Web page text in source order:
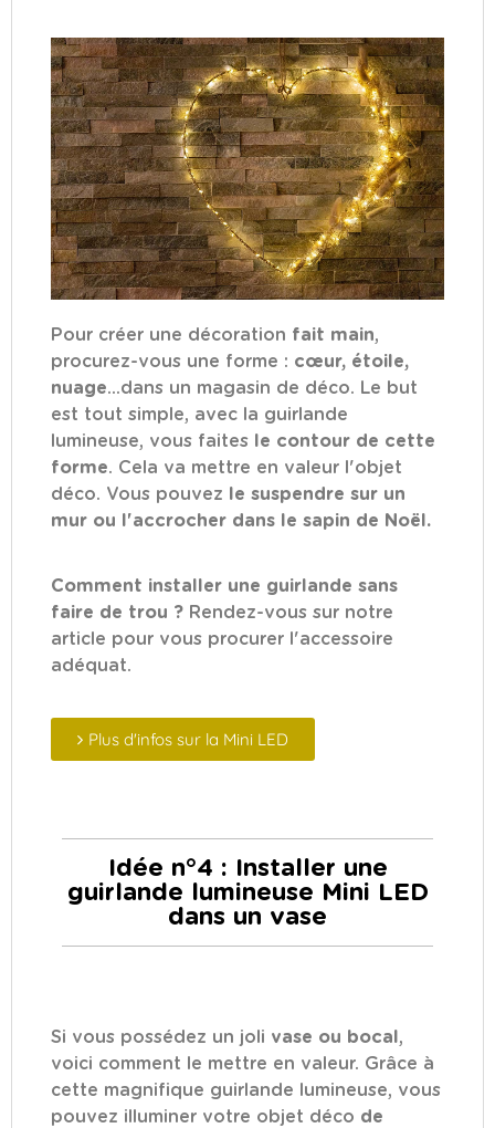
Pour créer une décoration fait main,
procurez-vous une forme : cœur, étoile,
nuage...dans un magasin de déco. Le but
est tout simple, avec la guirlande
lumineuse, vous faites le contour de cette
forme. Cela va mettre en valeur l'objet
déco. Vous pouvez le suspendre sur un
mur ou l'accrocher dans le sapin de Noël.
Comment installer une guirlande sans
faire de trou ? Rendez-vous sur notre
article pour vous procurer l'accessoire
adéquat.
Plus d'infos sur la Mini LED
Idée n°4 : Installer une
guirlande lumineuse Mini LED
dans un vase
Si vous possédez un joli vase ou bocal,
voici comment le mettre en valeur. Grâce à
cette magnifique guirlande lumineuse, vous
pouvez illuminer votre objet déco de